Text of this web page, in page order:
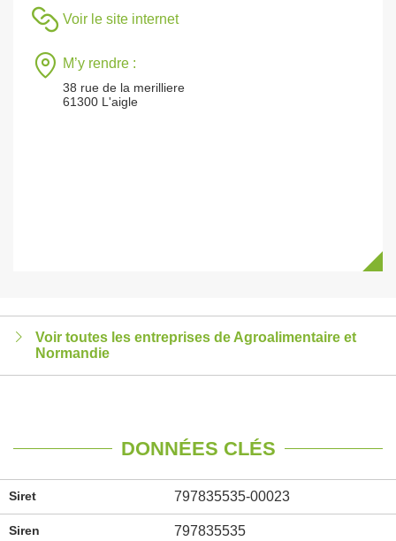
Voir le site internet
M’y rendre :
38 rue de la merilliere
61300 L'aigle
Voir toutes les entreprises de Agroalimentaire et
Normandie
DONNÉES CLÉS
Siret 797835535-00023
Siren 797835535